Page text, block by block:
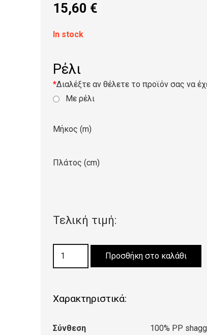
15,60 €
In stock
Ρέλι
*Διαλέξτε αν θέλετε το προϊόν σας να
Με ρέλι
Μήκος (m)
Πλάτος (cm)
Τελική τιμή:
Προσθήκη στο καλάθι
Χαρακτηριστικά:
Σύνθεση 100% PP